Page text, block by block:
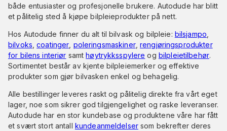
både entusiaster og profesjonelle brukere. Autodude har blitt
et pålitelig sted å kjøpe bilpleieprodukter på nett.
Hos Autodude finner du alt til bilvask og bilpleie: bilsjampo
bilvoks ,coatinger poleringsmaskiner,rengjøringsprodukter
for bilens interiør samthøytrykksspylere og bilpleietilbehør.
Sortimentet består av kjente bilpleiemerker og effektive
produkter som gjør bilvasken enkel og behagelig.
Alle bestillinger leveres raskt og pålitelig direkte fra vårt eget
lager, noe som sikrer god tilgjengelighet og raske leveranser.
Autodude har en stor kundebase og produktene våre har fått
et svært stort antall kundeanmeldelsersom bekrefter deres